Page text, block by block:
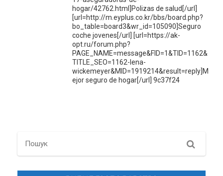
hogar/42762.html]Polizas de salud[/url]
[url=http://m.eyplus.co.kr/bbs/board.php?
bo_table=board3&wr_id=105090]Seguro
coche jovenes[/url] [url=https://ak-
opt.ru/forum.php?
PAGE_NAME=message&FID=1&TID=1162&
TITLE_SEO=1162-lena-
wickemeyer&MID=1919214&result=reply]M
ejor seguro de hogar[/url] 9c37f24
Search